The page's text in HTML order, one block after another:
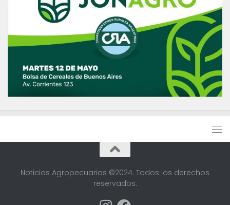
Noticias Agropecuarias ©2024. Todos los derechos
reservados.